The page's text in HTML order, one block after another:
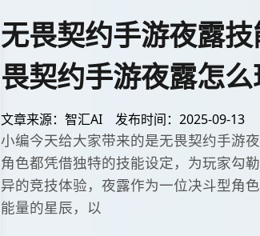
无畏契约手游夜露
畏契约手游夜露怎
文章来源：智汇AI 发布时间：2025-09-13
小编今天给大家带来的是无畏契约手游
角色都凭借独特的技能设定，为玩家勾
异的竞技体验，夜露作为一位决斗型角
能量的星辰，以